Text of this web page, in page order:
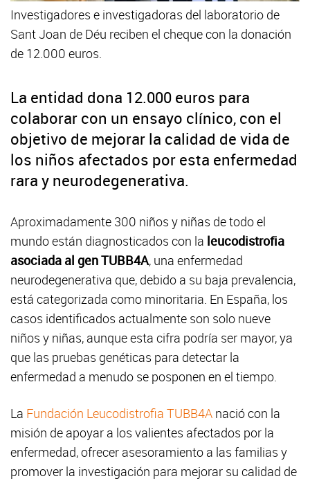
Investigadores e investigadoras del laboratorio de
Sant Joan de Déu reciben el cheque con la donación
de 12.000 euros.
La entidad dona 12.000 euros para
colaborar con un ensayo clínico, con el
objetivo de mejorar la calidad de vida de
los niños afectados por esta enfermedad
rara y neurodegenerativa.
Aproximadamente 300 niños y niñas de todo el
mundo están diagnosticados con la leucodistrofia
asociada al gen TUBB4A, una enfermedad
neurodegenerativa que, debido a su baja prevalencia,
está categorizada como minoritaria. En España, los
casos identificados actualmente son solo nueve
niños y niñas, aunque esta cifra podría ser mayor, ya
que las pruebas genéticas para detectar la
enfermedad a menudo se posponen en el tiempo.
La Fundación Leucodistrofia TUBB4A nació con la
misión de apoyar a los valientes afectados por la
enfermedad, ofrecer asesoramiento a las familias y
promover la investigación para mejorar su calidad de